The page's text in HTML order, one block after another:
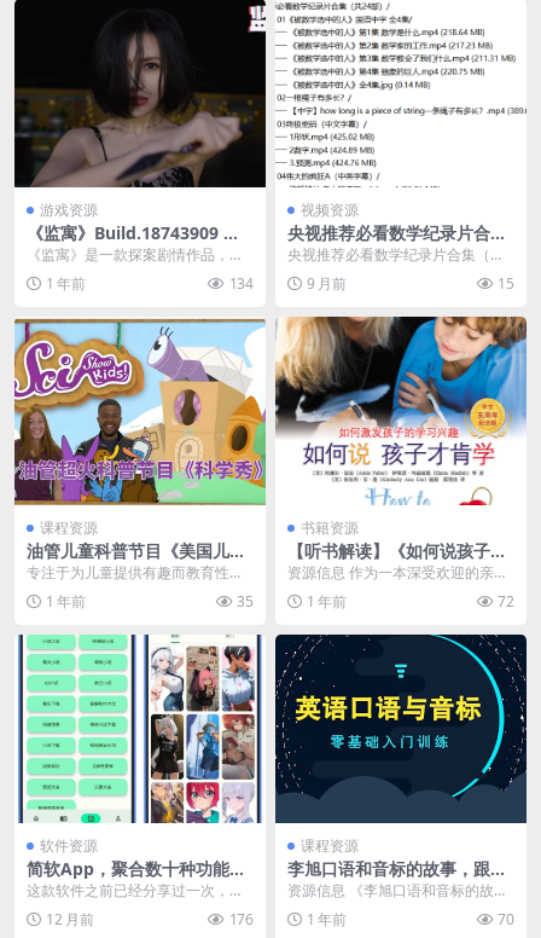
游戏资源
《监寓》Build.18743909 真
人美女影游 免安装简体中文版
《监寓》是一款探案剧情作品，你
将每日巡视公寓，并对整栋公寓内
发生的一切事务负责，...
1 年前 134
视频资源
央视推荐必看数学纪录片合集
（共24部）
央视推荐必看数学纪录片合集（共2
4部）/ │ ├── 0...
9 月前 15
课程资源
油管儿童科普节目《美国儿童
科学秀 SciShow Kids》
专注于为儿童提供有趣而教育性的
科学内容，孩子们可以通过有趣的
视频了解各种科学知识...
1 年前 35
书籍资源
【听书解读】《如何说孩子才
肯学》
资源信息 作为一本深受欢迎的亲子
教育读物，《如何说孩子才肯学》
这本书所提出的沟通...
1 年前 72
软件资源
简软App，聚合数十种功能，
又一款手机必备软件
这款软件之前已经分享过一次，但
后续的大佬一直在持续更新维护，
每次更新都让人眼前一...
12 月前 176
课程资源
李旭口语和音标的故事，跟着
舅舅学英语音标
资源信息 《李旭口语和音标的故
事》是新东方推出的英语口语零基
础入门课程，由李旭(...
1 年前 70